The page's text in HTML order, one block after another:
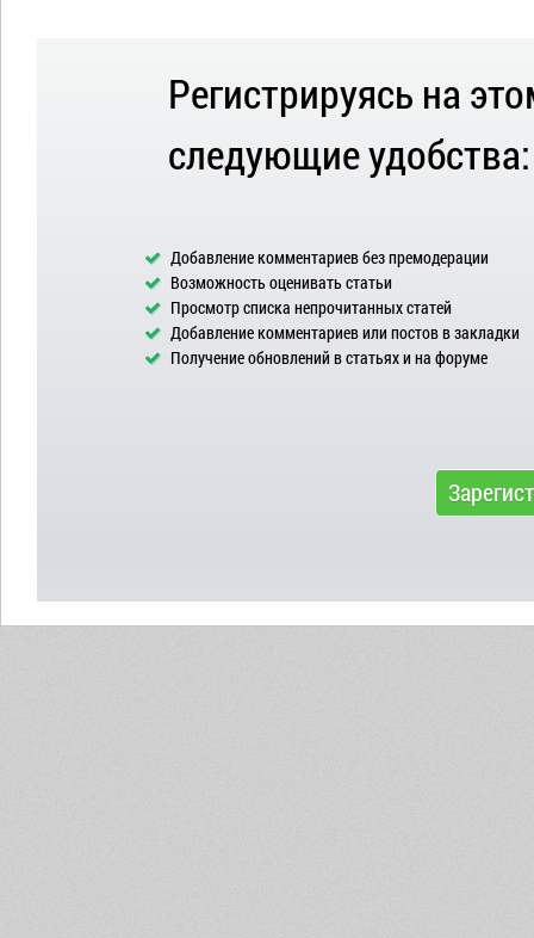
Регистрируясь на
следующие удобства:
Добавление комментариев без премодерации
Возможность оценивать статьи
Просмотр списка непрочитанных статей
Добавление комментариев или постов в закладки
Получение обновлений в статьях и на форуме